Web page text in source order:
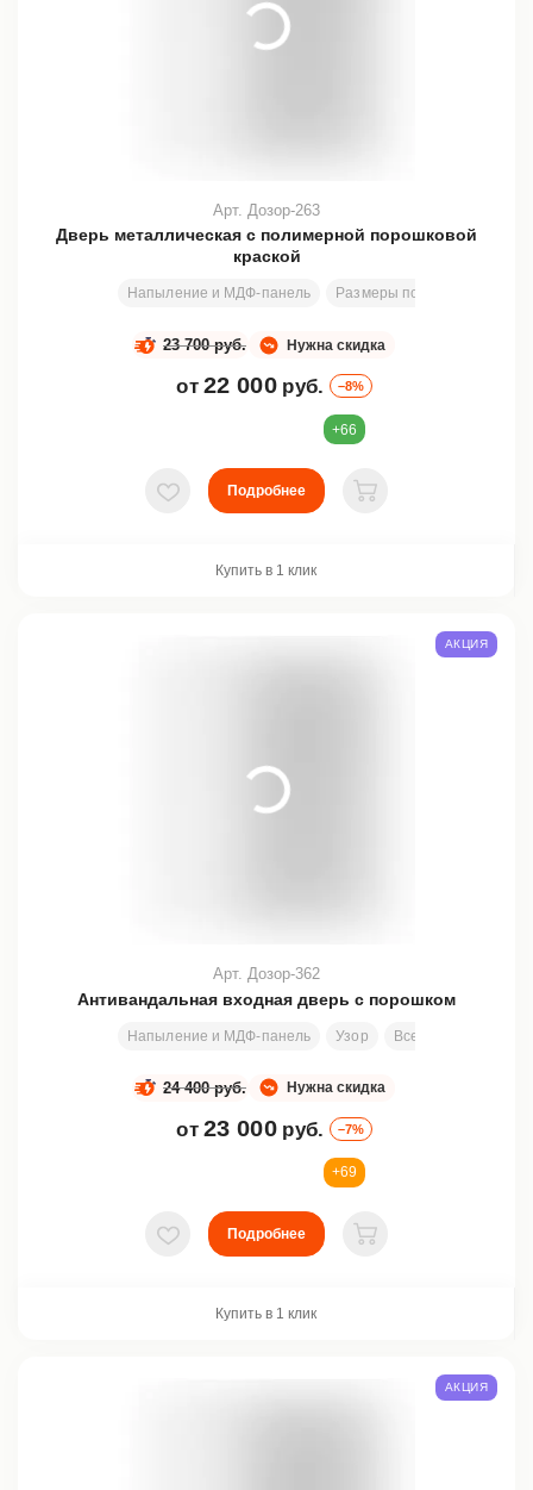
Дверь металлическая с полимерной порошковой
краской
Напыление и МДФ-панель Размеры под заказ
Арт. Дозор-263
Нужна скидка
23 700 руб.
от 22 000 руб. –8%
+66
В избранное
Подробнее
В корзину
Купить в 1 клик
Антивандальная входная дверь с порошком
Напыление и МДФ-панель Узор Все размеры
Арт. Дозор-362
Нужна скидка
24 400 руб.
от 23 000 руб. –7%
АКЦИЯ
+69
В избранное
Подробнее
В корзину
Купить в 1 клик
АКЦИЯ